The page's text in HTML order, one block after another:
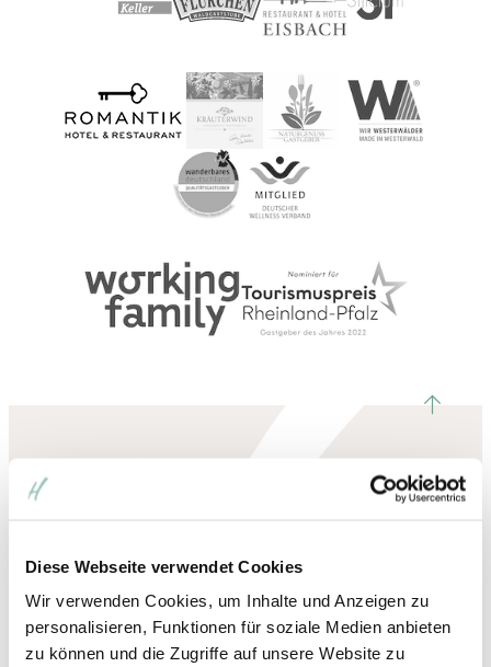
Diese Webseite verwendet Cookies
Wir verwenden Cookies, um Inhalte und Anzeigen zu
personalisieren, Funktionen für soziale Medien anbieten
zu können und die Zugriffe auf unsere Website zu
Hotel Heinz